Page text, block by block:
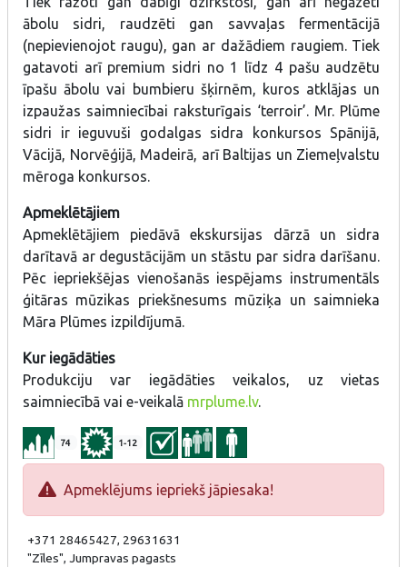
ābolu sidri, raudzēti gan savvaļas fermentācijā
(nepievienojot raugu), gan ar dažādiem raugiem. Tiek
gatavoti arī premium sidri no 1 līdz 4 pašu audzētu
īpašu ābolu vai bumbieru šķirnēm, kuros atklājas un
izpaužas saimniecībai raksturīgais ‘terroir’. Mr. Plūme
sidri ir ieguvuši godalgas sidra konkursos Spānijā,
Vācijā, Norvēģijā, Madeirā, arī Baltijas un Ziemeļvalstu
mēroga konkursos.
Apmeklētājiem
Apmeklētājiem piedāvā ekskursijas dārzā un sidra
darītavā ar degustācijām un stāstu par sidra darīšanu.
Pēc iepriekšējas vienošanās iespējams instrumentāls
ģitāras mūzikas priekšnesums mūziķa un saimnieka
Māra Plūmes izpildījumā.
Kur iegādāties
Produkciju var iegādāties veikalos, uz vietas
saimniecībā vai e-veikalā mrplume.lv.
74 1-12
Apmeklējums iepriekš jāpiesaka!
+371 28465427, 29631631
"Zīles", Jumpravas pagasts